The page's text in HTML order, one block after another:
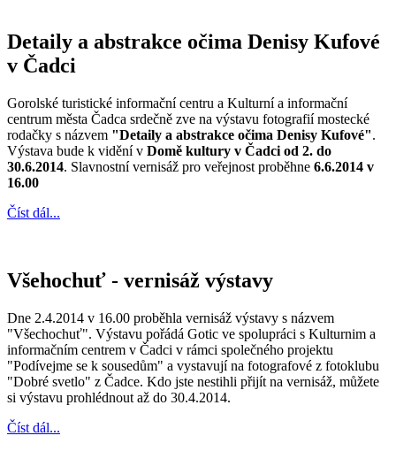
Detaily a abstrakce očima Denisy Kufové
v Čadci
Gorolské turistické informační centru a Kulturní a informační
centrum města Čadca srdečně zve na výstavu fotografií mostecké
rodačky s názvem "Detaily a abstrakce očima Denisy Kufové".
Výstava bude k vidění v Domě kultury v Čadci od 2. do
30.6.2014. Slavnostní vernisáž pro veřejnost proběhne 6.6.2014 v
16.00
Číst dál...
Všehochuť - vernisáž výstavy
Dne 2.4.2014 v 16.00 proběhla vernisáž výstavy s názvem
"Všechochuť". Výstavu pořádá Gotic ve spolupráci s Kulturnim a
informačním centrem v Čadci v rámci společného projektu
"Podívejme se k sousedům" a vystavují na fotografové z fotoklubu
"Dobré svetlo" z Čadce. Kdo jste nestihli přijít na vernisáž, můžete
si výstavu prohlédnout až do 30.4.2014.
Číst dál...